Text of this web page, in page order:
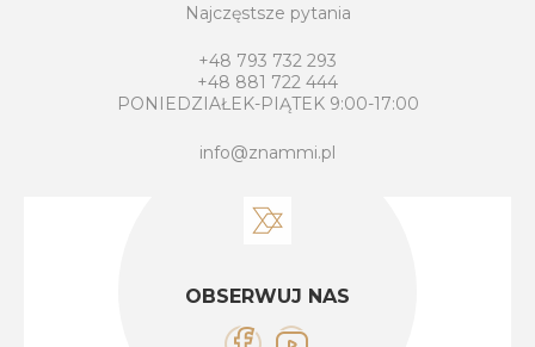
Najczęstsze pytania
+48 793 732 293
+48 881 722 444
PONIEDZIAŁEK-PIĄTEK 9:00-17:00
info@znammi.pl
OBSERWUJ NAS